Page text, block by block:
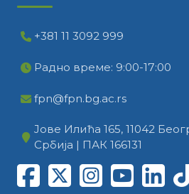
+381 11 3092 999
Радно време: 9:00-17:00
fpn@fpn.bg.ac.rs
Јове Илића 165, 11042
Србија | ПАК 166131